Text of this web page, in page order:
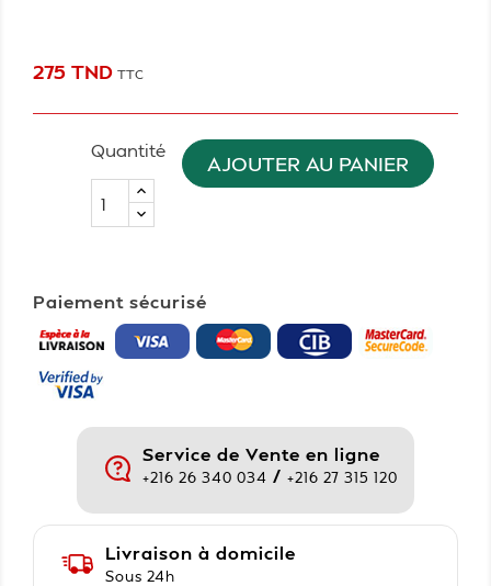
275 TND TTC
Quantité
AJOUTER AU PANIER
Paiement sécurisé
Service de Vente en ligne
+216 26 340 034 / +216 27 315 120
Livraison à domicile
Sous 24h